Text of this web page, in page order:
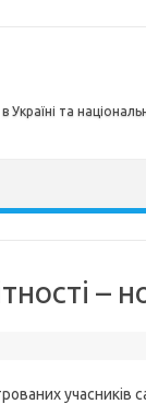
та
–
учасників